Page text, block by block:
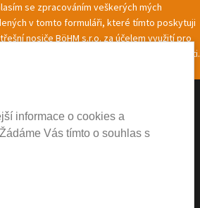
informace o cookies a
Vás tímto o souhlas s
se zpracováním veškerých mých
v tomto formuláři, které tímto poskytuji
nosiče BöHM s.r.o. za účelem využití pro
a zasílání informací a nabídek společnosti.